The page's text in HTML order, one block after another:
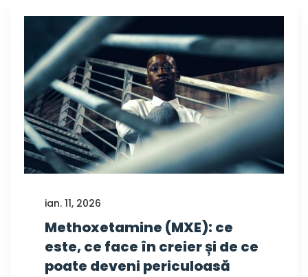
ian. 11, 2026
Methoxetamine (MXE): ce
este, ce face în creier și de ce
poate deveni periculoasă